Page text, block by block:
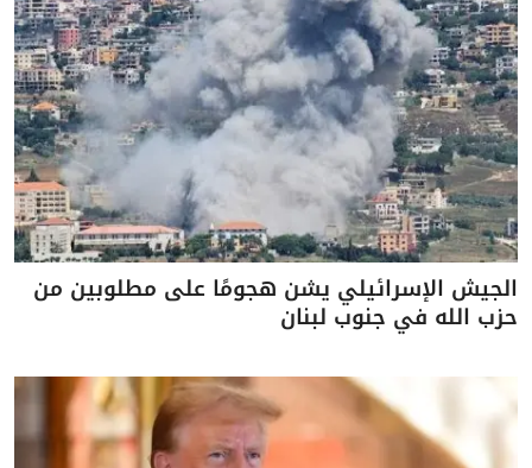
الجيش الإسرائيلي يشن هجومًا على مطلوبين من
حزب الله في جنوب لبنان